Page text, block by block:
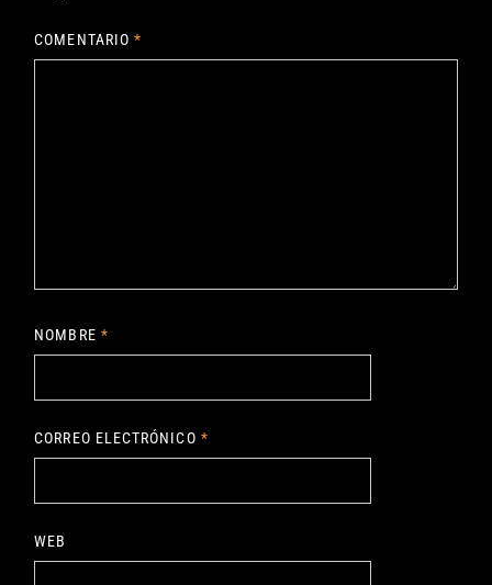
COMENTARIO*
NOMBRE *
CORREO ELECTRÓNICO *
WEB